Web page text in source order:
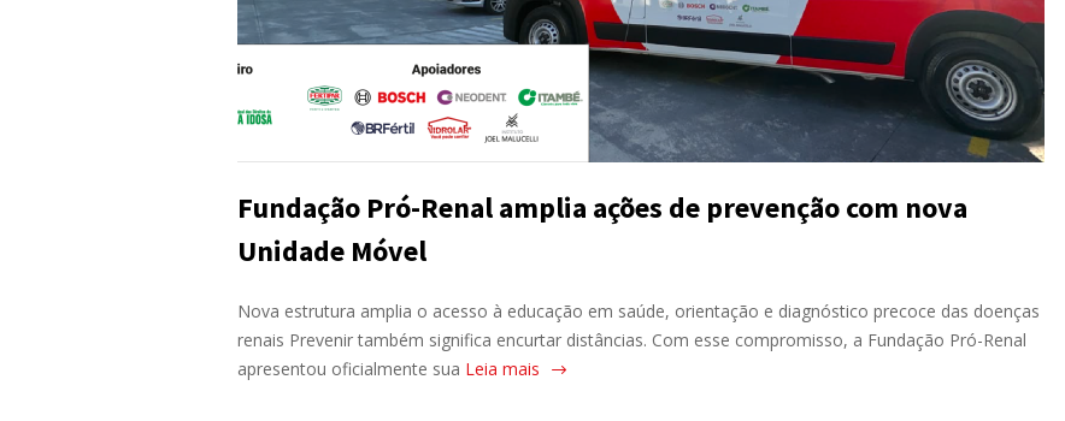
Fundação Pró-Renal amplia ações de prevenção com nova
Unidade Móvel
Nova estrutura amplia o acesso à educação em saúde, orientação e diagnóstico precoce das doenças
renais Prevenir também significa encurtar distâncias. Com esse compromisso, a Fundação Pró-Renal
apresentou oficialmente sua Leia mais